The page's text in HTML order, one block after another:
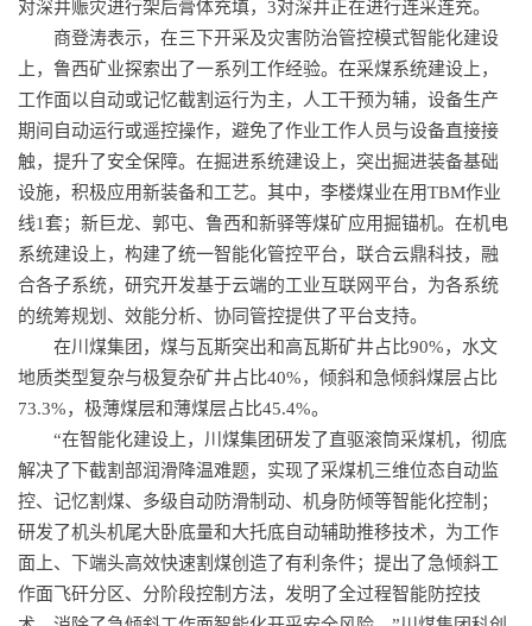
对深井赈灾进行架后膏体充填，3对深井正在进行连采连充。
商登涛表示，在三下开采及灾害防治管控模式智能化建设
上，鲁西矿业探索出了一系列工作经验。在采煤系统建设上，
工作面以自动或记忆截割运行为主，人工干预为辅，设备生产
期间自动运行或遥控操作，避免了作业工作人员与设备直接接
触，提升了安全保障。在掘进系统建设上，突出掘进装备基础
设施，积极应用新装备和工艺。其中，李楼煤业在用TBM作业
线1套；新巨龙、郭屯、鲁西和新驿等煤矿应用掘锚机。在机电
系统建设上，构建了统一智能化管控平台，联合云鼎科技，融
合各子系统，研究开发基于云端的工业互联网平台，为各系统
的统筹规划、效能分析、协同管控提供了平台支持。
在川煤集团，煤与瓦斯突出和高瓦斯矿井占比90%，水文
地质类型复杂与极复杂矿井占比40%，倾斜和急倾斜煤层占比
73.3%，极薄煤层和薄煤层占比45.4%。
“在智能化建设上，川煤集团研发了直驱滚筒采煤机，彻底
解决了下截割部润滑降温难题，实现了采煤机三维位态自动监
控、记忆割煤、多级自动防滑制动、机身防倾等智能化控制；
研发了机头机尾大卧底量和大托底自动辅助推移技术，为工作
面上、下端头高效快速割煤创造了有利条件；提出了急倾斜工
作面飞矸分区、分阶段控制方法，发明了全过程智能防控技